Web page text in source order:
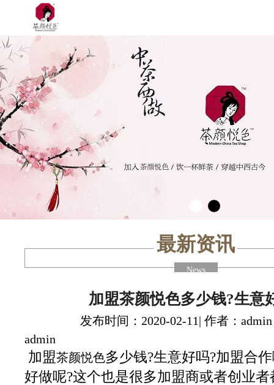
最新资讯
News
加盟茶颜悦色多少钱?生意
发布时间：2020-02-11| 作者：
admin
加盟茶颜悦色多少钱?生意好吗?加盟合
好做呢?这个也是很多加盟商或者创业